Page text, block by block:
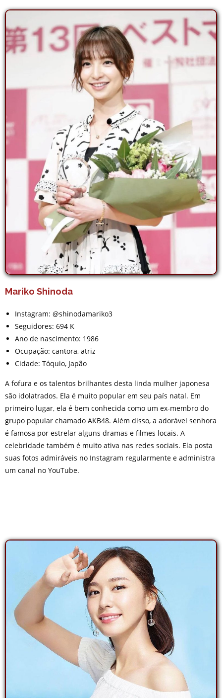
Mariko Shinoda
Instagram: @shinodamariko3
Seguidores: 694 K
Ano de nascimento: 1986
Ocupação: cantora, atriz
Cidade: Tóquio, Japão
A fofura e os talentos brilhantes desta linda mulher japonesa
são idolatrados. Ela é muito popular em seu país natal. Em
primeiro lugar, ela é bem conhecida como um ex-membro do
grupo popular chamado AKB48. Além disso, a adorável senhora
é famosa por estrelar alguns dramas e filmes locais. A
celebridade também é muito ativa nas redes sociais. Ela posta
suas fotos admiráveis no Instagram regularmente e administra
um canal no YouTube.